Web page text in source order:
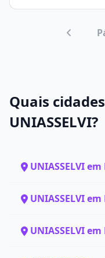
Quais
UNIASSELVI?
UNIASSELVI
UNIASSELVI
UNIASSELVI em